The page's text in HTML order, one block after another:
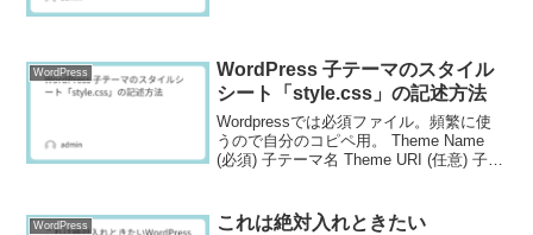
WordPress
WordPress 子テーマのスタイル
シート「style.css」の記述方法
Wordpressでは必須ファイル。頻繁に使
うので自分のコピペ用。 Theme Name
(必須) 子テーマ名 Theme URI (任意) 子テ
WordPress
これは絶対入れときたい